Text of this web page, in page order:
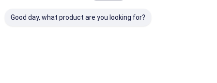
Good day, what product are you looking for?